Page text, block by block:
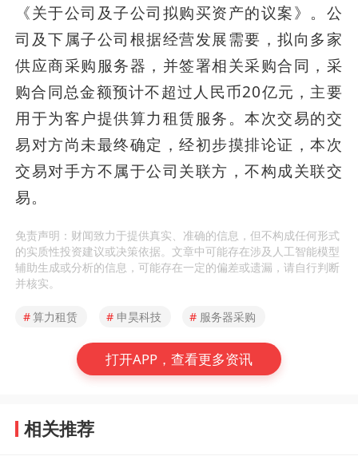
《关于公司及子公司拟购买资产的议案》。公
司及下属子公司根据经营发展需要，拟向多家
供应商采购服务器，并签署相关采购合同，采
购合同总金额预计不超过人民币20亿元，主要
用于为客户提供算力租赁服务。本次交易的交
易对方尚未最终确定，经初步摸排论证，本次
交易对手方不属于公司关联方，不构成关联交
易。
免责声明：财闻致力于提供真实、准确的信息，但不构成任何形式
的实质性投资建议或决策依据。文章中可能存在涉及人工智能模型
辅助生成或分析的信息，可能存在一定的偏差或遗漏，请自行判断
并核实。
#算力租赁 # 申昊科技 # 服务器采购
打开APP，查看更多资讯
相关推荐